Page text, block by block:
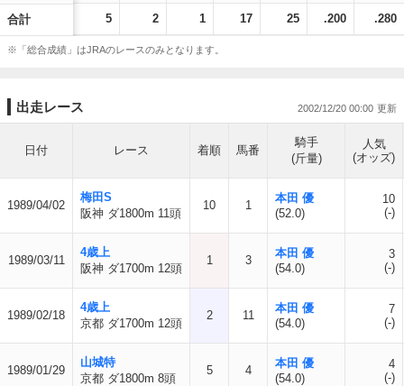
合計 5 2 1 17 25 .200 .280
※「総合成績」はJRAのレースのみとなります。
出走レース 2002/12/20 00:00
日付 レース 着順 馬番
騎手
(斤量)
人気
(オッズ)
1989/04/02
梅田S
阪神 ダ1800m 11頭
10 1
本田 優
(52.0)
10
(-)
1989/03/11
4歳上
阪神 ダ1700m 12頭
1 3
本田 優
(54.0)
3
(-)
1989/02/18
4歳上
京都 ダ1700m 12頭
2 11
本田 優
(54.0)
7
(-)
1989/01/29
山城特
京都 ダ1800m 8頭
5 4
本田 優
(54.0)
4
(-)